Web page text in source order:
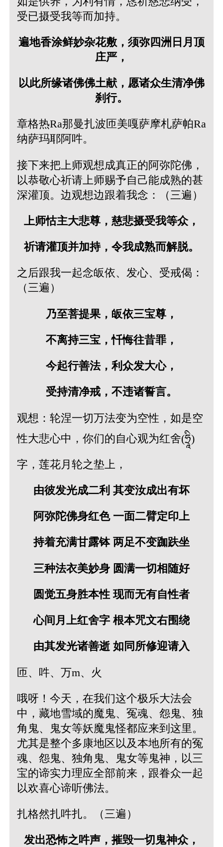
受已摄受我等而加持。
遍地香涂鲜妙杂花敷，须弥四洲日月顶
庄严，
以此所缘诸佛佛土献，愿诸众生清净佛
刹行。
章格热Ra那曼扎波匝美嘎萨摩札萨帕Ra
纳萨玛耶阿吽。
接下来把上师观想成真正的阿弥陀佛，
以恭敬心祈请上师赐予自己能成熟的甚
深灌顶。边观想边跟着我念：（三遍）
上师怙主大悲尊，慈悲摄受我等众，
祈请灌顶并加持，令我成熟而解脱。
之后跟我一起念皈依、发心、受戒偈：
（三遍）
乃至菩提果，皈依三宝尊，
不离持三宝，忏悔往昔罪，
今起行善法，利众发大心，
受持清净戒，不违诸誓言。
观想：轮涅一切万法变为空性，如是空
性大悲心中，你们的自心观为红舍(ཧྲཱི)
字，莲花月轮之垫上，
由彼发光成二利 其变汝成出有坏
阿弥陀佛身红色 一面二臂定印上
持着充满甘露钵 两足不变跏趺坐
三种法衣美妙身 圆满一切相随好
圆觉五身胜本性 现而无有自性者
心间月上红舍字 根本咒文右围绕
由其发光诸善逝 如同所修迎请入
匝、吽、万m、火
哦呀！今天，在我们这个极乐大法会
中，藏地雪域的魔鬼、冤魂、怨鬼、独
角鬼、鬼女等妖魔鬼怪都应来到这里。
尤其是整个多康地区以及本地所有的冤
魂、怨鬼、独角鬼、鬼女等鬼神，以三
宝的谛实力理应全部前来，跟眷众一起
以欢喜心谛听佛法。
扎格然扎吽扎。（三遍）
发出恐怖之吽声，摧毁一切鬼神众，